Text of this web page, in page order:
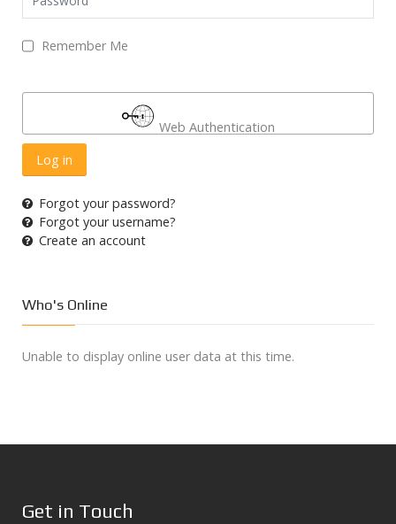
Remember Me
Web Authentication
Log in
Forgot your password?
Forgot your username?
Create an account
Who's Online
Unable to display online user data at this time.
Get in Touch